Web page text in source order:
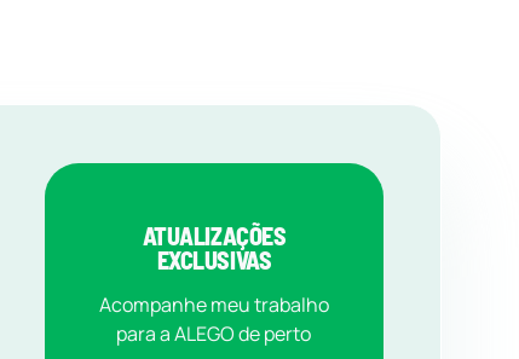
ATUALIZAÇÕES
EXCLUSIVAS
Acompanhe meu trabalho
para a ALEGO de perto